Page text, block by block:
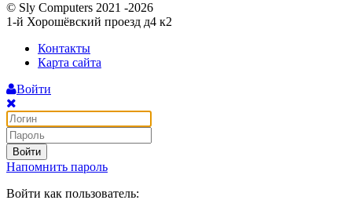
© Sly Computers 2021 -2026
1-й Хорошёвский проезд д4 к2
Контакты
Карта сайта
Войти
Войти
Напомнить пароль
Войти как пользователь: